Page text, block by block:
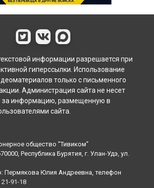
информации разрешается при
гиперссылки. Использование
только с письменного
Администрация сайта не несет
за информацию, размещенную в
сайта.
общество "Тивиком"
Республика Бурятия, г. Улан-Удэ, ул.
Пермякова Юлия Андреевна, телефон
91-18